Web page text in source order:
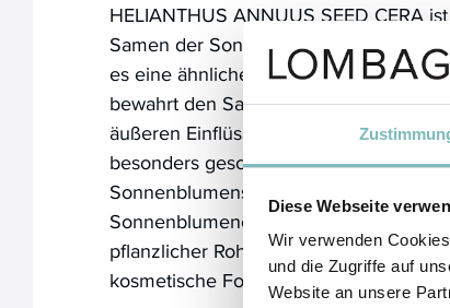
Diese Webseite
Wir verwenden
und die Zugriffe auf
Website an unsere
HELIANTHUS ANNUUS SEED CERA
Samen der Sonnenblume umhüllt und
es eine ähnliche Funktion wie eine
bewahrt den Samen vor
äußeren Einflüssen – Eigenschaften,
besonders geschätzt werden. Das
Sonnenblumensamen gewonnen,
Sonnenblumenölherstellung, und gilt
pflanzlicher Rohstoff, der die
kosmetische Formulierungen überträgt.